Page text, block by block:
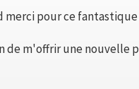
merci pour ce
de m'offrir une nouvelle